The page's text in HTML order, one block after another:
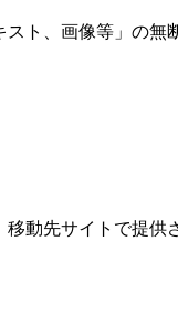
ト、画像等」の無
動先サイトで提供